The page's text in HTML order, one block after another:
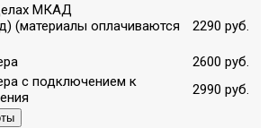
МКАД
(материалы оплачиваются
2290 руб.
2600 руб.
с подключением к
2990 руб.